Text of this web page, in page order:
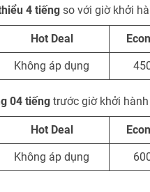
4 tiếng so với giờ khởi
Hot Deal
Không áp dụng
04 tiếng trước giờ khởi
Hot Deal
Không áp dụng